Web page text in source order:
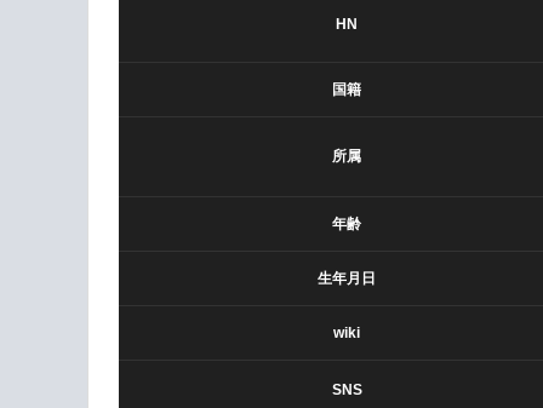
HN
国籍
所属
年齢
生年月日
wiki
SNS